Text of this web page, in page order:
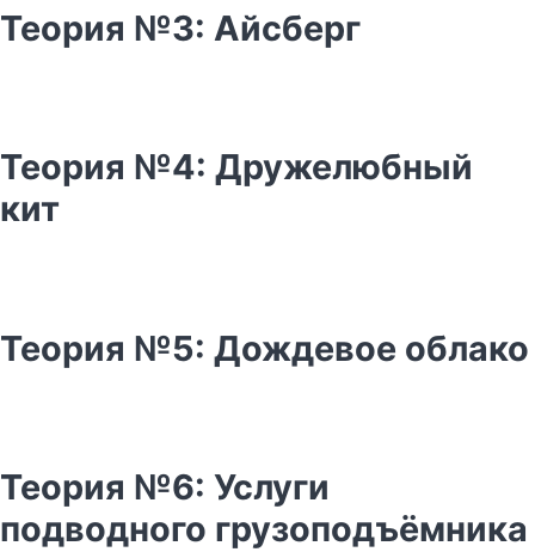
Теория №3: Айсберг
Теория №4: Дружелюбный
кит
Теория №5: Дождевое облако
Теория №6: Услуги
подводного грузоподъёмника